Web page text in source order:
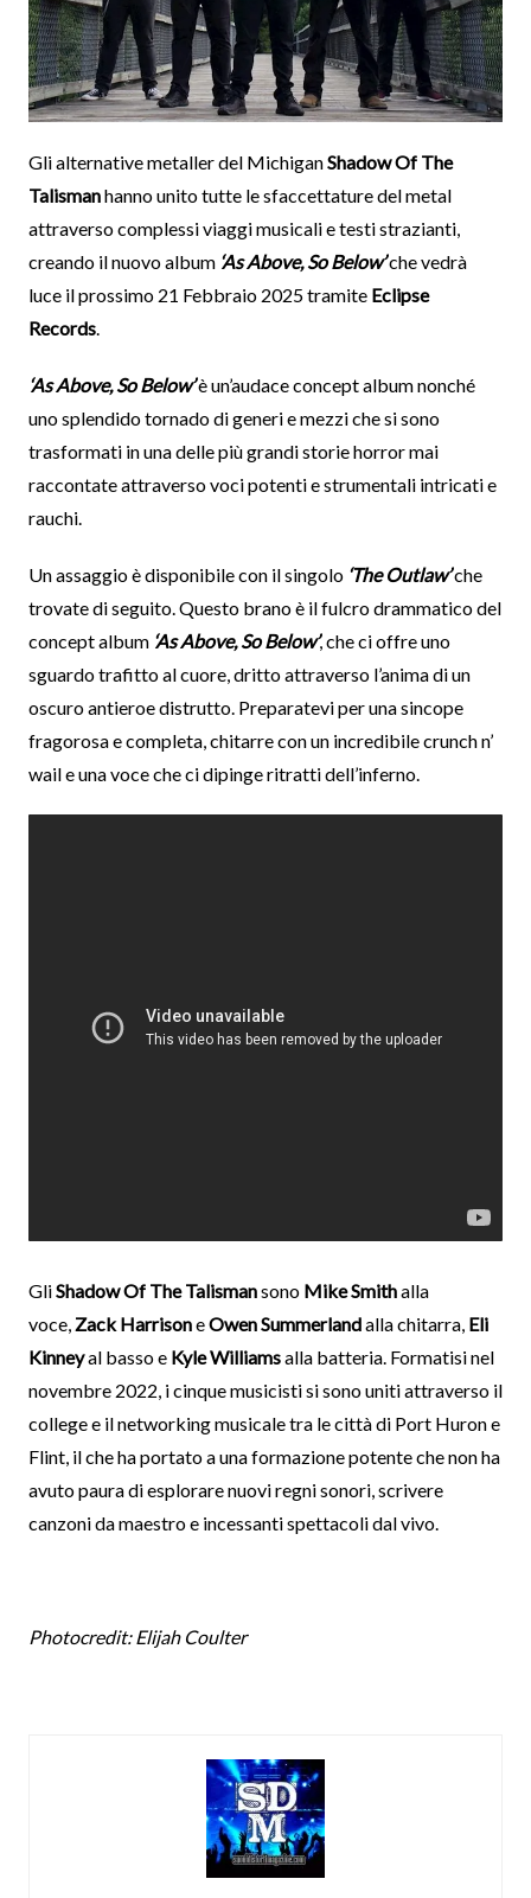
Gli alternative metaller del MichiganShadow Of The
Talismanhanno unito tutte le sfaccettature del metal
attraverso complessi viaggi musicali e testi strazianti,
creando il nuovo album ‘As Above, So Below’che vedrà
luce il prossimo 21 Febbraio 2025 tramite Eclipse
Records.
‘As Above, So Below’è un’audace concept album nonché
uno splendido tornado di generi e mezzi che si sono
trasformati in una delle più grandi storie horror mai
raccontate attraverso voci potenti e strumentali intricati e
rauchi.
Un assaggio è disponibile con il singolo ‘The Outlaw’che
trovate di seguito. Questo brano è il fulcro drammatico del
concept album ‘As Above, So Below’, che ci offre uno
sguardo trafitto al cuore, dritto attraverso l’anima di un
oscuro antieroe distrutto. Preparatevi per una sincope
fragorosa e completa, chitarre con un incredibile crunch n’
wail e una voce che ci dipinge ritratti dell’inferno.
GliShadow Of The Talismansono Mike Smithalla
voce,Zack HarrisoneOwen Summerlandalla chitarra, Eli
Kinneyal basso e Kyle Williamsalla batteria. Formatisi nel
novembre 2022, i cinque musicisti si sono uniti attraverso il
college e il networking musicale tra le città di Port Huron e
Flint, il che ha portato a una formazione potente che non ha
avuto paura di esplorare nuovi regni sonori, scrivere
canzoni da maestro e incessanti spettacoli dal vivo.
Photocredit: Elijah Coulter